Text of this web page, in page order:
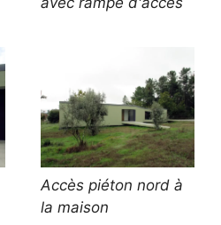
Accès piéton nord à
la maison